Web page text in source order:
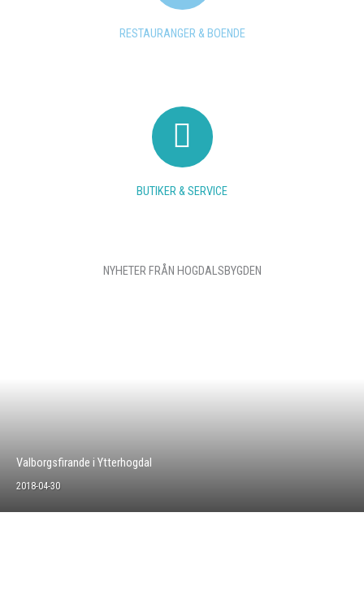
RESTAURANGER & BOENDE
BUTIKER & SERVICE
NYHETER FRÅN HOGDALSBYGDEN
Valborgsfirande i Ytterhogdal
2018-04-30